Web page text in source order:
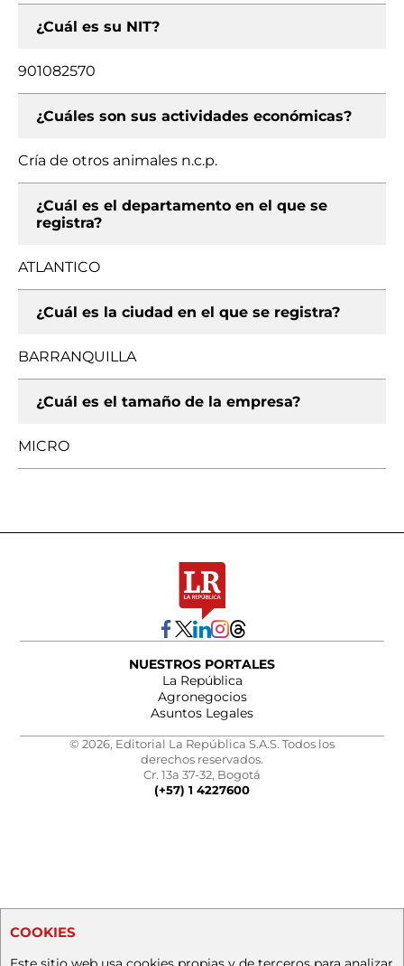
¿Cuál es su NIT?
901082570
¿Cuáles son sus actividades económicas?
Cría de otros animales n.c.p.
¿Cuál es el departamento en el que se
registra?
ATLANTICO
¿Cuál es la ciudad en el que se registra?
BARRANQUILLA
¿Cuál es el tamaño de la empresa?
MICRO
NUESTROS PORTALES
La República
Agronegocios
Asuntos Legales
© 2026, Editorial La República S.A.S. Todos los
derechos reservados.
Cr. 13a 37-32, Bogotá
(+57) 1 4227600
COOKIES